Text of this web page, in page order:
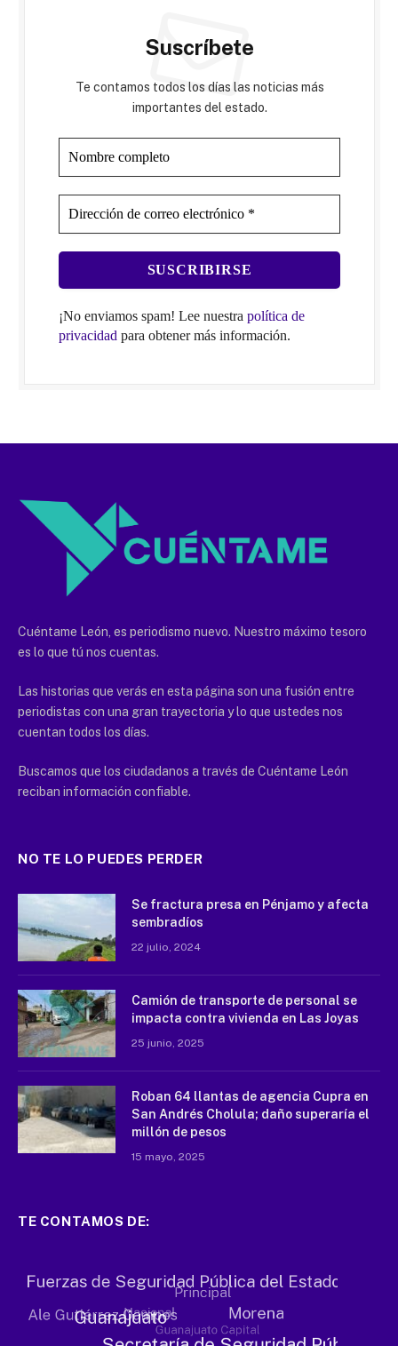
Suscríbete
Te contamos todos los días las noticias más
importantes del estado.
¡No enviamos spam! Lee nuestra política de
privacidad para obtener más información.
Cuéntame León, es periodismo nuevo. Nuestro máximo tesoro
es lo que tú nos cuentas.
Las historias que verás en esta página son una fusión entre
periodistas con una gran trayectoria y lo que ustedes nos
cuentan todos los días.
Buscamos que los ciudadanos a través de Cuéntame León
reciban información confiable.
NO TE LO PUEDES PERDER
Se fractura presa en Pénjamo y afecta
sembradíos
22 julio, 2024
Camión de transporte de personal se
impacta contra vivienda en Las Joyas
25 junio, 2025
Roban 64 llantas de agencia Cupra en
San Andrés Cholula; daño superaría el
millón de pesos
15 mayo, 2025
TE CONTAMOS DE: